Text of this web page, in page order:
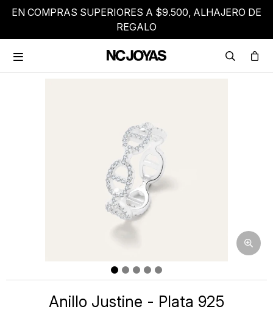
EN COMPRAS SUPERIORES A $9.500, ALHAJERO DE
REGALO

Anillo Justine - Plata 925